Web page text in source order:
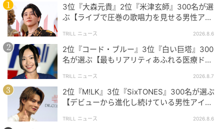
“永遠のNo.1”として心に刻まれる若手女優たち
今回ご紹介した3名はいずれも多彩な作品への出演経験
だけではなく、それぞれ独自の個性と魅力によって多
くのファンから熱烈な支持を受けていました。今後ま
すます進化してゆく彼女たちにもぜひ注目してくださ
い！
3位『大森元貴』2位『米津玄師』300名が選
ぶ【ライブで圧巻の歌唱力を見せる男性アー
TRILL ニュース 2026.8.6
2位『コード・ブルー』3位『白い巨塔』300
名が選ぶ【最もリアリティあふれる医療ドラ
TRILL ニュース 2026.8.7
2位『M!LK』3位『SixTONES』300名が選ぶ
【デビューから進化し続けている男性アイド
TRILL ニュース 2026.8.6